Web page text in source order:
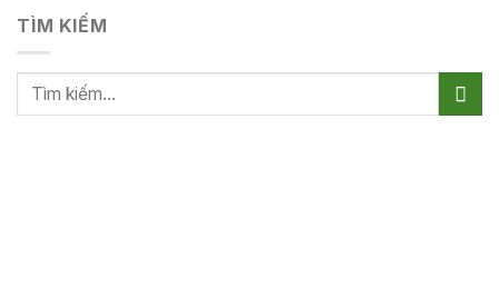
TÌM KIẾM